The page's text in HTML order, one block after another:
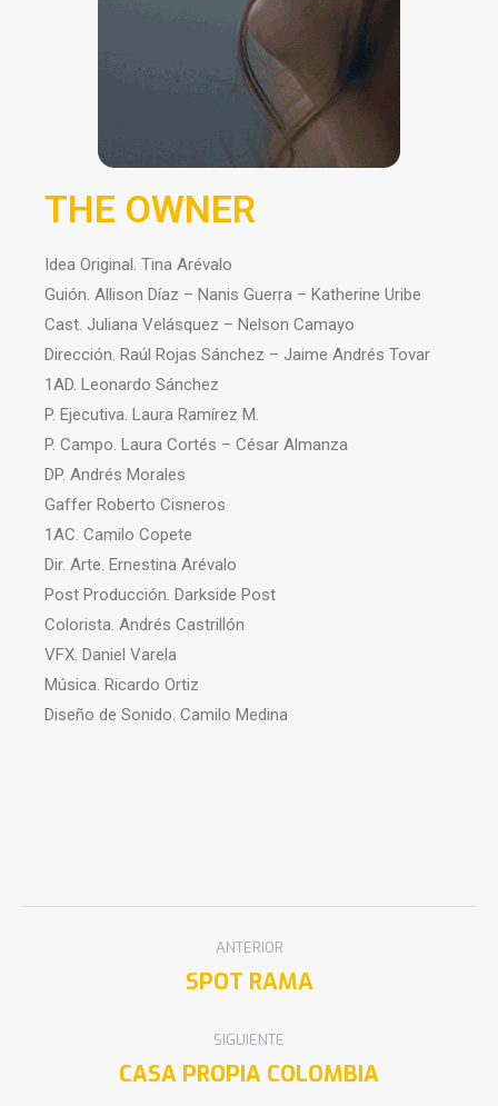
THE OWNER
Idea Original. Tina Arévalo
Guión. Allison Díaz – Nanis Guerra – Katherine Uribe
Cast. Juliana Velásquez – Nelson Camayo
Dirección. Raúl Rojas Sánchez – Jaime Andrés Tovar
1AD. Leonardo Sánchez
P. Ejecutiva. Laura Ramírez M.
P. Campo. Laura Cortés – César Almanza
DP. Andrés Morales
Gaffer Roberto Cisneros
1AC. Camilo Copete
Dir. Arte. Ernestina Arévalo
Post Producción. Darkside Post
Colorista. Andrés Castrillón
VFX. Daniel Varela
Música. Ricardo Ortiz
Diseño de Sonido. Camilo Medina
ANTERIOR
SPOT RAMA
SIGUIENTE
CASA PROPIA COLOMBIA